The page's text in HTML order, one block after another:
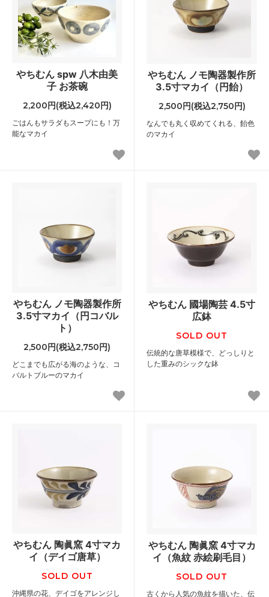
やちむん spw 八木由美
子 お茶碗
2,200円(税込2,420円)
ごはんもサラダもスープにも！万
能なマカイ
やちむん ノモ陶器製作所
3.5寸マカイ（円飴）
2,500円(税込2,750円)
なんでも丸く収めてくれる、飴色
のマカイ
やちむん ノモ陶器製作所
3.5寸マカイ（円コバル
ト）
2,500円(税込2,750円)
どこまでも広がる海のような、コ
バルトブルーのマカイ
やちむん 國場陶芸 4.5寸
広鉢
SOLD OUT
伝統的な唐草模様で、どっしりと
した重みのシックな鉢
やちむん 陶眞窯 4寸マカ
イ（デイゴ唐草）
SOLD OUT
沖縄県の花、デイゴをアレンジし
やちむん 陶眞窯 4寸マカ
イ（魚紋 赤絵刷毛目）
SOLD OUT
古くから人気の魚紋を描いた、伝